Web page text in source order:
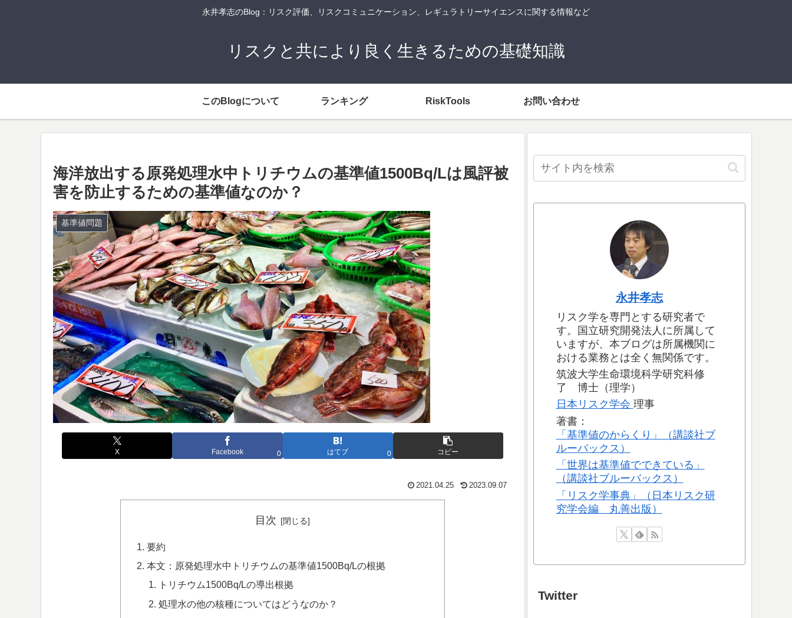
永井孝志のBlog：リスク評価、リスクコミュニケーション、レギュラトリーサイエンスに関する情報など
リスクと共により良く生きるための基礎知識
このBlogについて ランキング RiskTools お問い合わせ
海洋放出する原発処理水中トリチウムの基準値1500Bq/Lは風評被
害を防止するための基準値なのか？
基準値問題
X Facebook 0 はてブ 0 コピー
2021.04.25 2023.09.07
目次
要約
本文：原発処理水中トリチウムの基準値1500Bq/Lの根拠
トリチウム1500Bq/Lの導出根拠
処理水の他の核種についてはどうなのか？
永井孝志
リスク学を専門とする研究者で
す。国立研究開発法人に所属して
いますが、本ブログは所属機関に
おける業務とは全く無関係です。
筑波大学生命環境科学研究科修
了 博士（理学）
日本リスク学会 理事
著書：
「基準値のからくり」（講談社ブ
ルーバックス）
「世界は基準値でできている」
（講談社ブルーバックス）
「リスク学事典」（日本リスク研
究学会編 丸善出版）
Twitter